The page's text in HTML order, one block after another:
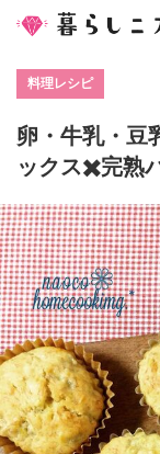
料理レシピ
卵・牛乳・豆
ックス✖️完熟